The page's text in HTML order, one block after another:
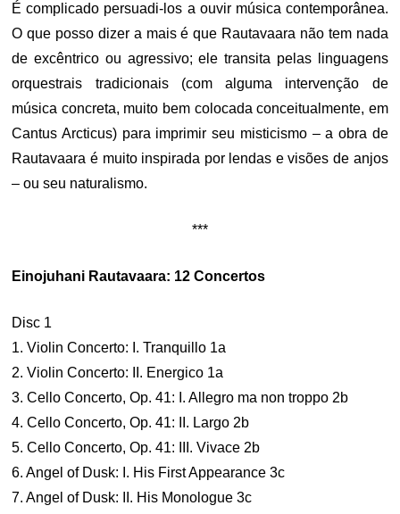
É complicado persuadi-los a ouvir música contemporânea.
O que posso dizer a mais é que Rautavaara não tem nada
de excêntrico ou agressivo; ele transita pelas linguagens
orquestrais tradicionais (com alguma intervenção de
música concreta, muito bem colocada conceitualmente, em
Cantus Arcticus) para imprimir seu misticismo – a obra de
Rautavaara é muito inspirada por lendas e visões de anjos
– ou seu naturalismo.
***
Einojuhani Rautavaara: 12 Concertos
Disc 1
1. Violin Concerto: I. Tranquillo 1a
2. Violin Concerto: II. Energico 1a
3. Cello Concerto, Op. 41: I. Allegro ma non troppo 2b
4. Cello Concerto, Op. 41: II. Largo 2b
5. Cello Concerto, Op. 41: III. Vivace 2b
6. Angel of Dusk: I. His First Appearance 3c
7. Angel of Dusk: II. His Monologue 3c